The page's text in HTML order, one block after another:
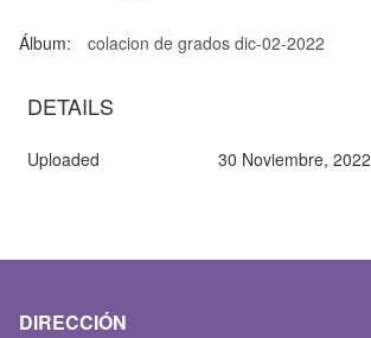
Álbum: colacion de grados dic-02-2022
DETAILS
Uploaded 30 Noviembre, 2022
DIRECCIÓN